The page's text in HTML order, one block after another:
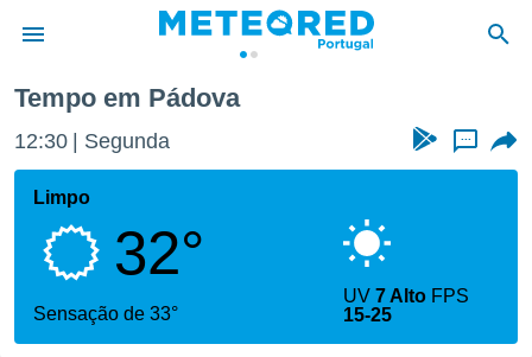
da
foi
fornecidas
a este
das
Tempo em Pádova
12:30 Segunda ...
Limpo
32°
Sensação de 33°
UV7 Alto FPS
15-25